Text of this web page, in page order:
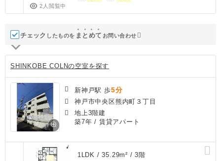
2人閲覧中
チェック したものを ま と めて お問い合わせ
SHINKOBE COLNの空室を探す
新神戸駅 歩5分
神戸市中央区熊内町３丁目
地上3階建
築7年 / 賃貸アパート
1LDK / 35.29m² / 3階